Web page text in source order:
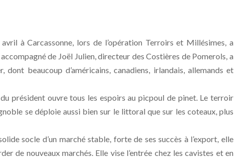
à Carcassonne, lors de l’opération Terroirs et Millésimes, a
de Joël Julien, directeur des Costières de Pomerols, a
beaucoup d’américains, canadiens, irlandais, allemands et
président ouvre tous les espoirs au picpoul de pinet. Le terroir
se déploie aussi bien sur le littoral que sur les coteaux, plus
socle d’un marché stable, forte de ses succès à l’export, elle
de nouveaux marchés. Elle vise l’entrée chez les cavistes et en